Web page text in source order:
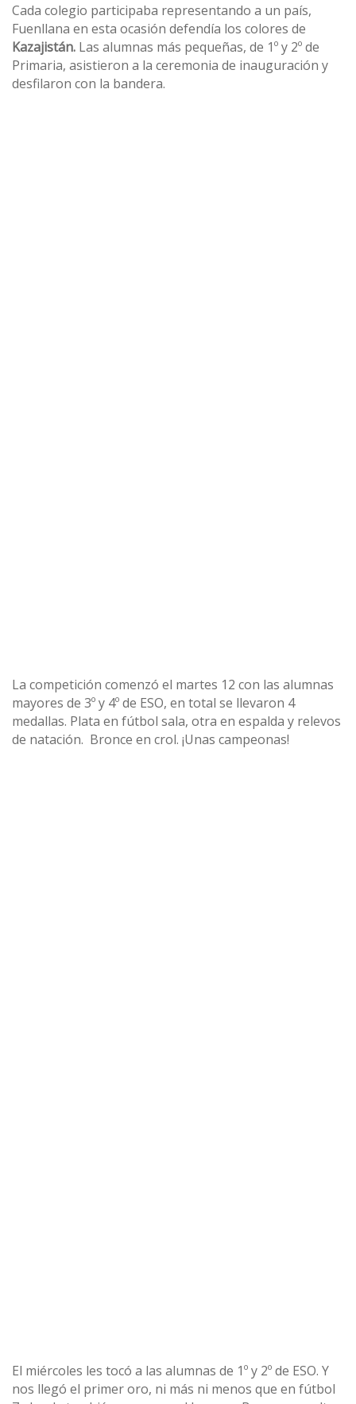
Cada colegio participaba representando a un país,
Fuenllana en esta ocasión defendía los colores de
Kazajistán. Las alumnas más pequeñas, de 1º y 2º de
Primaria, asistieron a la ceremonia de inauguración y
desfilaron con la bandera.
La competición comenzó el martes 12 con las alumnas
mayores de 3º y 4º de ESO, en total se llevaron 4
medallas. Plata en fútbol sala, otra en espalda y relevos
de natación. Bronce en crol. ¡Unas campeonas!
El miércoles les tocó a las alumnas de 1º y 2º de ESO. Y
nos llegó el primer oro, ni más ni menos que en fútbol